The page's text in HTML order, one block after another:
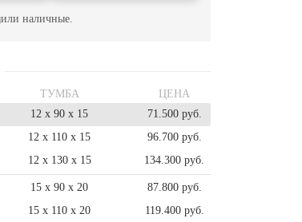
или наличные.
ТУМБА
ЦЕНА
12 x 90 x 15
71.500 руб.
12 x 110 x 15
96.700 руб.
12 x 130 x 15 134.300 руб.
15 x 90 x 20
87.800 руб.
15 x 110 x 20
119.400 руб.